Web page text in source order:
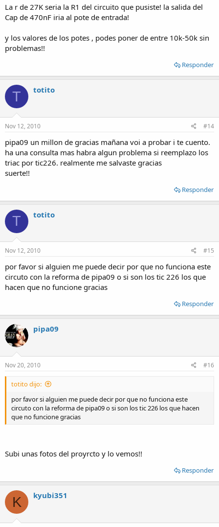
La r de 27K seria la R1 del circuito que pusiste! la salida del
Cap de 470nF iria al pote de entrada!
y los valores de los potes , podes poner de entre 10k-50k sin
problemas!!
Responder
T totito
Nov 12, 2010 #14
pipa09 un millon de gracias mañana voi a probar i te cuento.
ha una consulta mas habra algun problema si reemplazo los
triac por tic226. realmente me salvaste gracias
suerte!!
Responder
T totito
Nov 12, 2010 #15
por favor si alguien me puede decir por que no funciona este
circuto con la reforma de pipa09 o si son los tic 226 los que
hacen que no funcione gracias
Responder
pipa09
Nov 20, 2010 #16
totito dijo:
por favor si alguien me puede decir por que no funciona este
circuto con la reforma de pipa09 o si son los tic 226 los que hacen
que no funcione gracias
Subi unas fotos del proyrcto y lo vemos!!
Responder
K kyubi351